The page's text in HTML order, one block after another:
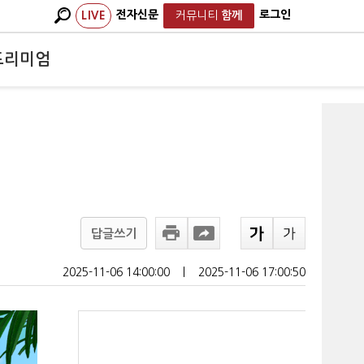
LIVE 전자신문 커뮤니티 함께 로그인
리미엄
답글쓰기
2025-11-06 14:00:00 2025-11-06 17:00:50